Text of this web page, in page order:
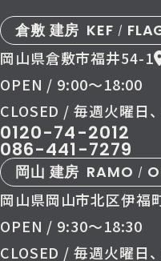
倉敷 建房 KEF /
岡山県倉敷市福井54-1
OPEN / 9:00〜18:00
CLOSED / 毎週火曜日
0120-74-2012
086-441-7279
岡山 建房 RAMO /
岡山県岡山市北区伊福
OPEN / 9:30〜18:30
CLOSED / 毎週火曜日